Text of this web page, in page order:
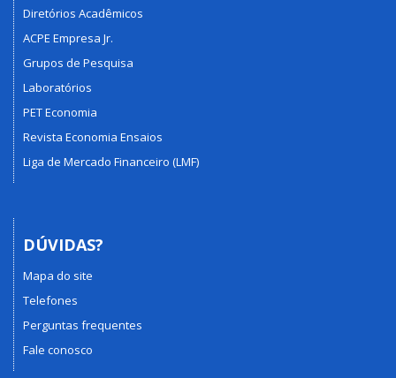
Diretórios Acadêmicos
ACPE Empresa Jr.
Grupos de Pesquisa
Laboratórios
PET Economia
Revista Economia Ensaios
Liga de Mercado Financeiro (LMF)
DÚVIDAS?
Mapa do site
Telefones
Perguntas frequentes
Fale conosco